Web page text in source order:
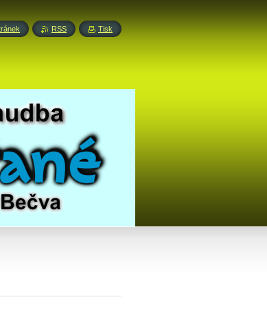
RSS Tisk